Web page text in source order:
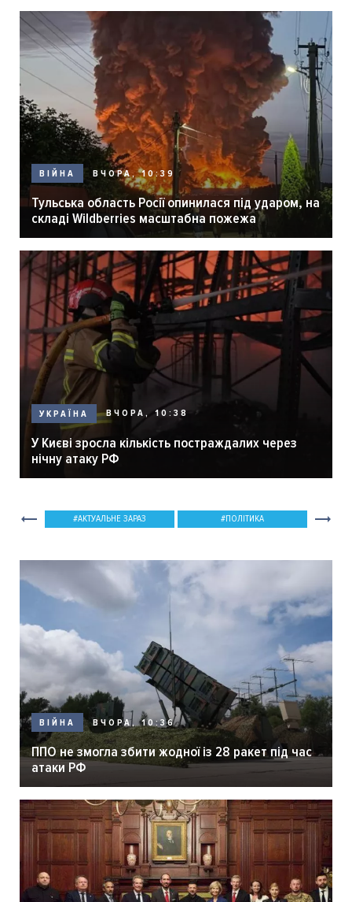
ВІЙНА ВЧОРА, 10:39
Тульська область Росії опинилася під ударом, на
складі Wildberries масштабна пожежа
УКРАЇНА ВЧОРА, 10:38
У Києві зросла кількість постраждалих через
нічну атаку РФ
АКТУАЛЬНЕ ЗАРАЗ ПОЛІТИКА
ВІЙНА ВЧОРА, 10:36
ППО не змогла збити жодної із 28 ракет під час
атаки РФ